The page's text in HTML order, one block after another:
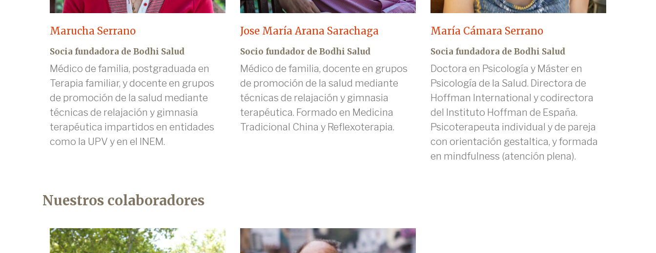
Marucha Serrano
Socia fundadora de Bodhi Salud
Médico de familia, postgraduada en
Terapia familiar, y docente en grupos
de promoción de la salud mediante
técnicas de relajación y gimnasia
terapéutica impartidos en entidades
como la UPV y en el INEM.
Jose María Arana Sarachaga
Socio fundador de Bodhi Salud
Médico de familia, docente en grupos
de promoción de la salud mediante
técnicas de relajación y gimnasia
terapéutica. Formado en Medicina
Tradicional China y Reflexoterapia.
María Cámara Serrano
Socia fundadora de Bodhi Salud
Doctora en Psicología y Máster en
Psicología de la Salud. Directora de
Hoffman International y codirectora
del Instituto Hoffman de España.
Psicoterapeuta individual y de pareja
con orientación gestaltica, y formada
en mindfulness (atención plena).
Nuestros colaboradores